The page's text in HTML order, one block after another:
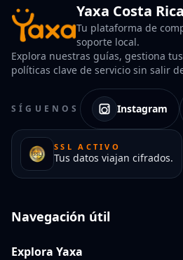
Yaxa Costa Rica
Tu plataforma de
soporte local.
Explora nuestras guías, gestiona
políticas clave de servicio sin salir
SÍGUENOS Instagram
SSL ACTIVO
Tus datos viajan cifrados.
Navegación útil
Explora Yaxa